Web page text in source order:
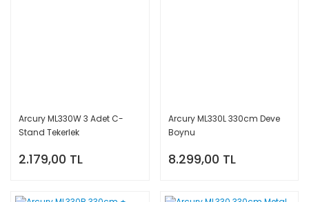
Arcury ML330W 3 Adet C-
Stand Tekerlek
2.179,00 TL
Arcury ML330L 330cm Deve
Boynu
8.299,00 TL